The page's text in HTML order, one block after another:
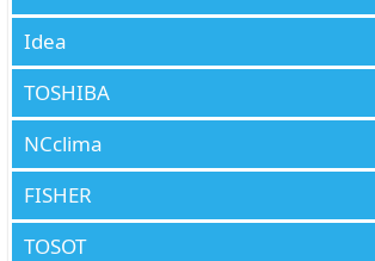
Idea
TOSHIBA
NCclima
FISHER
TOSOT